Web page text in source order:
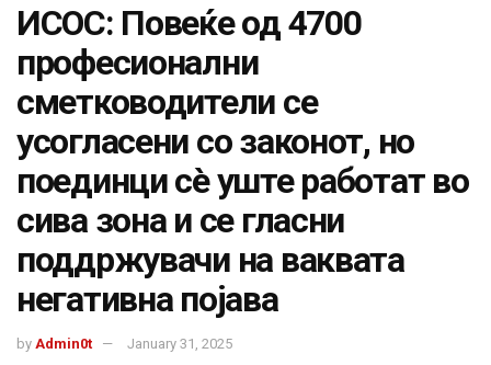
ИСОС: Повеќе од 4700
професионални
сметководители се
усогласени со законот, но
поединци сè уште работат во
сива зона и се гласни
поддржувачи на ваквата
негативна појава
by Admin0t January 31, 2025